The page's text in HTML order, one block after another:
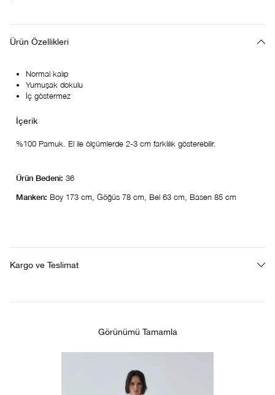
Ürün Özellikleri
Normal kalıp
Yumuşak dokulu
İç göstermez
%100 Pamuk. El ile ölçümlerde 2-3 cm farklılık gösterebilir.
Ürün Bedeni: 36
Manken: Boy 173 cm, Göğüs 78 cm, Bel 63 cm, Basen 85 cm
Kargo ve Teslimat
Görünümü Tamamla